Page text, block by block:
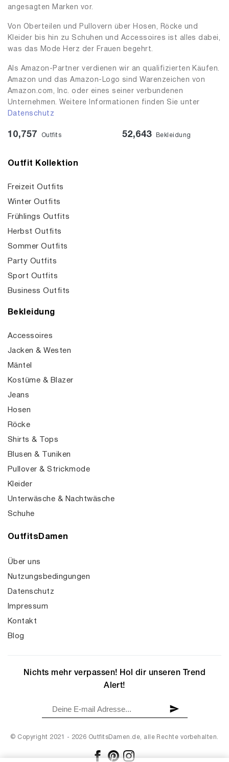
angesagten Marken vor.
Von Oberteilen und Pullovern über Hosen, Röcke und
Kleider bis hin zu Schuhen und Accessoires ist alles dabei,
was das Mode Herz der Frauen begehrt.
Als Amazon-Partner verdienen wir an qualifizierten Käufen.
Amazon und das Amazon-Logo sind Warenzeichen von
Amazon.com, Inc. oder eines seiner verbundenen
Unternehmen. Weitere Informationen finden Sie unter
Datenschutz
10,757 Outfits 52,643 Bekleidung
Outfit Kollektion
Freizeit Outfits
Winter Outfits
Frühlings Outfits
Herbst Outfits
Sommer Outfits
Party Outfits
Sport Outfits
Business Outfits
Bekleidung
Accessoires
Jacken & Westen
Mäntel
Kostüme & Blazer
Jeans
Hosen
Röcke
Shirts & Tops
Blusen & Tuniken
Pullover & Strickmode
Kleider
Unterwäsche & Nachtwäsche
Schuhe
OutfitsDamen
Über uns
Nutzungsbedingungen
Datenschutz
Impressum
Kontakt
Blog
© Copyright 2021 - 2026 OutfitsDamen.de, alle Rechte vorbehalten.
Nichts mehr verpassen! Hol dir unseren Trend
Alert!